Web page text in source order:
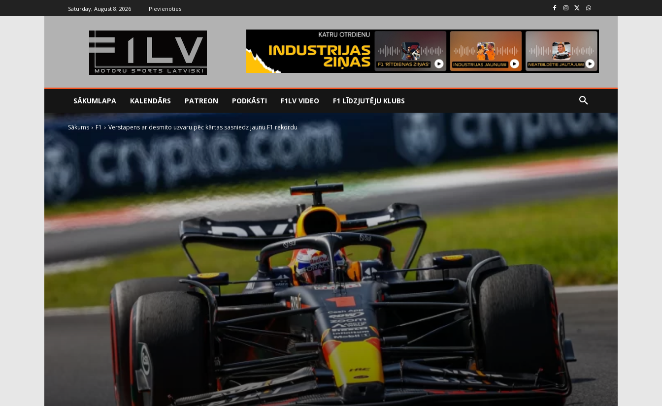
Saturday, August 8, 2026 Pievienoties
SĀKUMLAPA KALENDĀRS PATREON PODKĀSTI F1LV VIDEO F1 LĪDZJUTĒJU KLUBS
Sākums F1 Verstapens ar desmito uzvaru pēc kārtas sasniedz jaunu F1 rekordu